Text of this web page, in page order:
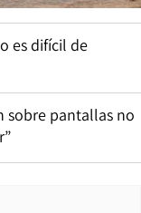
es difícil de
sobre pantallas no